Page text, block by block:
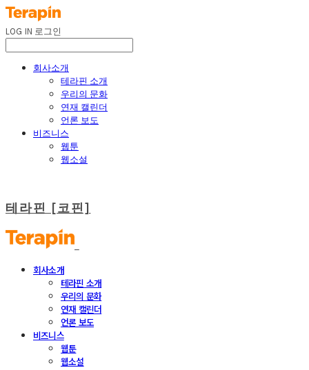
LOG IN 로그인
회사소개
테라핀 소개
우리의 문화
연재 캘린더
언론 보도
비즈니스
웹툰
웹소설
테라핀 [코핀]
회사소개
테라핀 소개
우리의 문화
연재 캘린더
언론 보도
비즈니스
웹툰
웹소설